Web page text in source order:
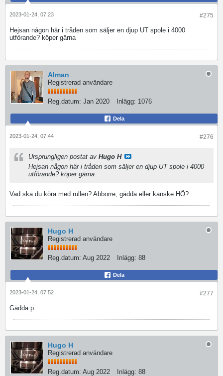
#275
2023-01-24, 07:23
Hejsan någon här i tråden som säljer en djup UT spole i 4000
utförande? köper gärna
Alman
Registrerad användare
Reg.datum: Jan 2020 Inlägg: 1076
Dela
#276
2023-01-24, 07:44
Ursprungligen postat av Hugo H
Hejsan någon här i tråden som säljer en djup UT spole i 4000
utförande? köper gärna
Vad ska du köra med rullen? Abborre, gädda eller kanske HÖ?
Hugo H
Registrerad användare
Reg.datum: Aug 2022 Inlägg: 88
Dela
#277
2023-01-24, 07:52
Gädda:p
Hugo H
Registrerad användare
Reg.datum: Aug 2022 Inlägg: 88